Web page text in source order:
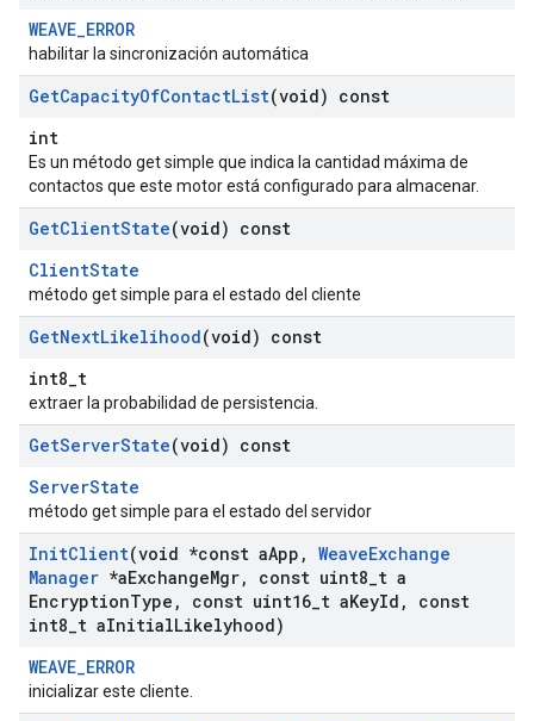
WEAVE_ERROR
habilitar la sincronización automática
GetCapacityOfContactList(void) const
int
Es un método get simple que indica la cantidad máxima de
contactos que este motor está configurado para almacenar.
GetClientState(void) const
ClientState
método get simple para el estado del cliente
GetNextLikelihood(void) const
int8_t
extraer la probabilidad de persistencia.
GetServerState(void) const
ServerState
método get simple para el estado del servidor
InitClient(void *const aApp , WeaveExchange
Manager *aExchangeMgr, const uint8 t a
EncryptionType , const uint16 t aKeyId ,
const
int8 t aInitialLikelyhood)
WEAVE_ERROR
inicializar este cliente.